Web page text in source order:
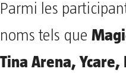
Parmi les
noms tels que
Tina Arena,